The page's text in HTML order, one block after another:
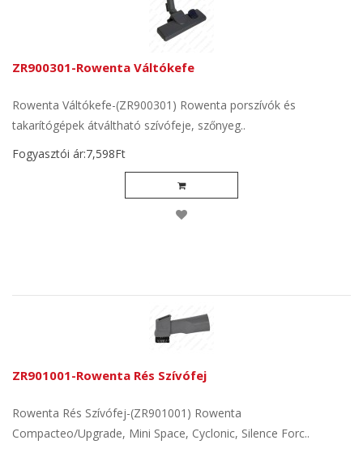
ZR900301-Rowenta Váltókefe
Rowenta Váltókefe-(ZR900301) Rowenta porszívók és
takarítógépek átváltható szívófeje, szőnyeg..
Fogyasztói ár:7,598Ft
ZR901001-Rowenta Rés Szívófej
Rowenta Rés Szívófej-(ZR901001) Rowenta
Compacteo/Upgrade, Mini Space, Cyclonic, Silence Forc..